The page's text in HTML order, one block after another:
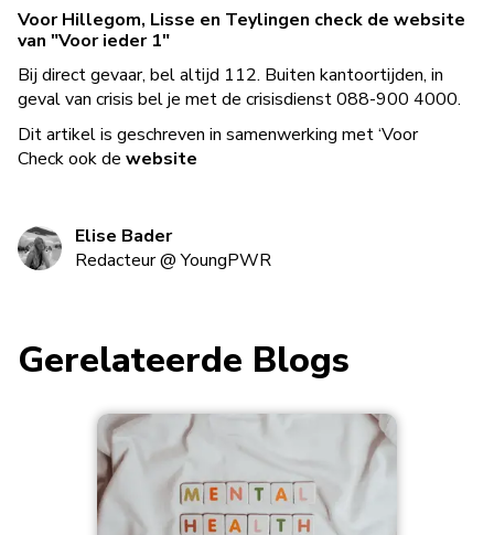
Voor Hillegom, Lisse en Teylingen check de website
van "Voor ieder 1"
Bij direct gevaar, bel altijd 112. Buiten kantoortijden, in
geval van crisis bel je met de crisisdienst 088-900 4000.
Dit artikel is geschreven in samenwerking met ‘Voor
Check ook de website
Elise Bader
Redacteur@YoungPWR
Gerelateerde Blogs